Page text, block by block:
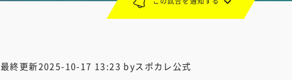
最終更新2025-10-17 13:23 byスポカレ公式